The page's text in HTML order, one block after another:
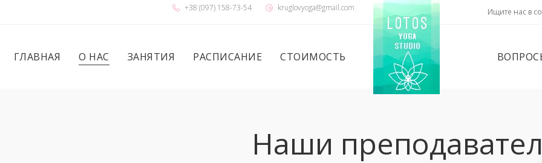
+38 (097) 158-73-54 kruglovyoga@gmail.com Ищите нас в
ГЛАВНАЯ О НАС ЗАНЯТИЯ РАСПИСАНИЕ СТОИМОСТЬ
Наши